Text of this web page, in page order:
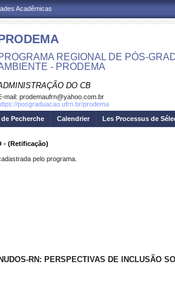
Acadêmicas
REGIONAL DE PÓS-
- PRODEMA
DO CB
mail: prodemaufrn@yahoo.com.br
posgraduacao.ufrn.br/prodema
Pecherche Calendrier Les Processus de
- (Retificação)
pelo programa.
RN: PERSPECTIVAS DE INCLUSÃO